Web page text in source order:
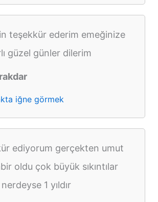
teşekkür ederim emeğinize
güzel günler dilerim
iğne görmek
ediyorum gerçekten umut
oldu çok büyük sıkıntılar
1 yıldır